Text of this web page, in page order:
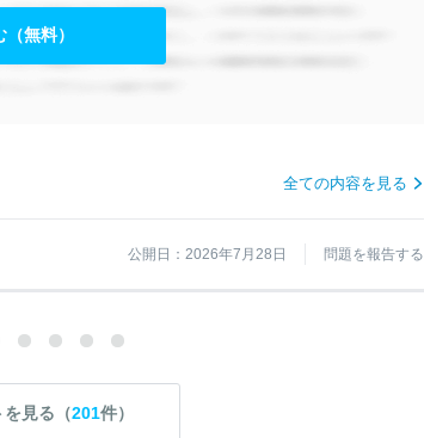
無料）
全ての内容を見る
公開日：2026年7月28日 問題を報告する
見る（201件）